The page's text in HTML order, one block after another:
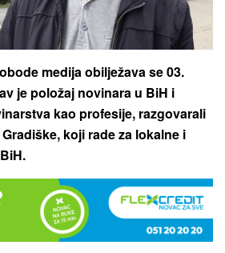
medija obilježava se 03.
je položaj novinara u BiH i
kao profesije, razgovarali
koji rade za lokalne i